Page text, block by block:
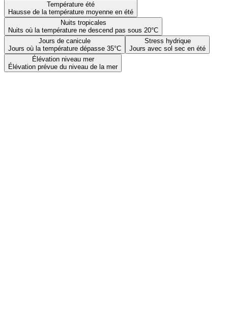
Température été
Hausse de la température moyenne en été
Nuits tropicales
Nuits où la température ne descend pas sous 20°C
Jours de canicule
Jours où la température dépasse 35°C
Stress hydrique
Jours avec sol sec en été
Élévation niveau mer
Élévation prévue du niveau de la mer